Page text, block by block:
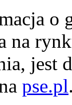
o
na
jest
pse.pl